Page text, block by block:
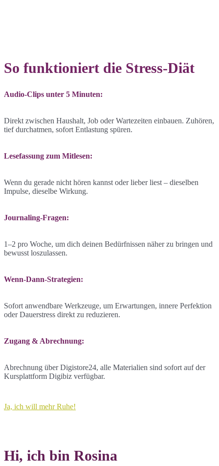
So funktioniert die Stress-Diät
Audio-Clips unter 5 Minuten:
Direkt zwischen Haushalt, Job oder Wartezeiten einbauen. Zuhören,
tief durchatmen, sofort Entlastung spüren.
Lesefassung zum Mitlesen:
Wenn du gerade nicht hören kannst oder lieber liest – dieselben
Impulse, dieselbe Wirkung.
Journaling-Fragen:
1–2 pro Woche, um dich deinen Bedürfnissen näher zu bringen und
bewusst loszulassen.
Wenn-Dann-Strategien:
Sofort anwendbare Werkzeuge, um Erwartungen, innere Perfektion
oder Dauerstress direkt zu reduzieren.
Zugang & Abrechnung:
Abrechnung über Digistore24, alle Materialien sind sofort auf der
Kursplattform Digibiz verfügbar.
Ja, ich will mehr Ruhe!
Hi, ich bin Rosina